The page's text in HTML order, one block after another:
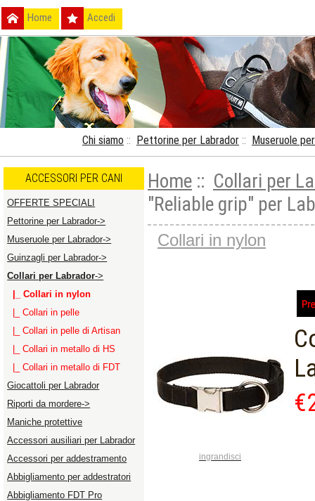
Home Accedi
Chi siamo :: Pettorine per Labrador :: Museruole
ACCESSORI PER CANI
OFFERTE SPECIALI
Pettorine per Labrador->
Museruole per Labrador->
Guinzagli per Labrador->
Collari per Labrador->
|_ Collari in nylon
|_ Collari in pelle
|_ Collari in pelle di Artisan
|_ Collari in metallo di HS
|_ Collari in metallo di FDT
Giocattoli per Labrador
Riporti da mordere->
Maniche protettive
Accessori ausiliari per Labrador
Accessori per addestramento
Abbigliamento per addestratori
Abbigliamento FDT Pro
Home :: Collari per
"Reliable grip" per
Collari in nylon
ingrandisci